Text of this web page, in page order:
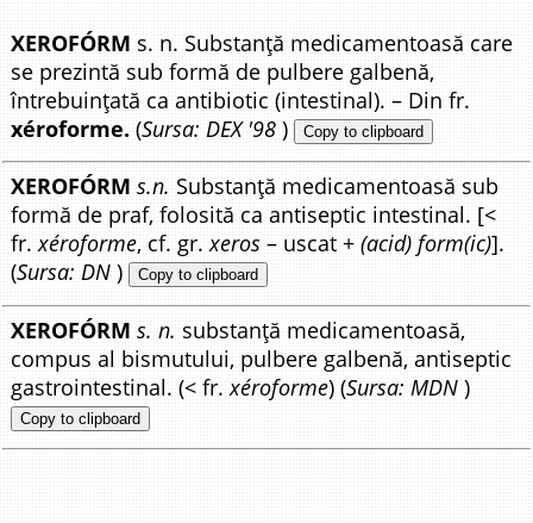
XEROFÓRM s. n. Substanță medicamentoasă care
se prezintă sub formă de pulbere galbenă,
întrebuințată ca antibiotic (intestinal). – Din fr.
xéroforme. (Sursa: DEX '98 ) Copy to clipboard
XEROFÓRM s.n. Substanță medicamentoasă sub
formă de praf, folosită ca antiseptic intestinal. [<
fr.xéroforme, cf. gr.xeros – uscat +(acid) form(ic)].
(Sursa: DN ) Copy to clipboard
XEROFÓRM s. n. substanță medicamentoasă,
compus al bismutului, pulbere galbenă, antiseptic
gastrointestinal. (< fr.xéroforme) (Sursa: MDN )
Copy to clipboard